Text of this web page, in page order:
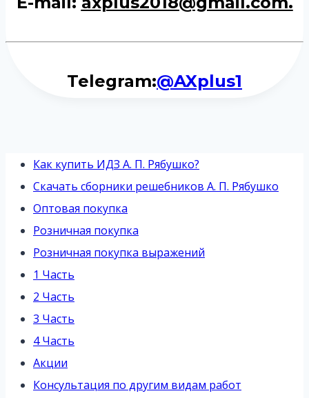
Telegram:@AXplus1
Как купить ИДЗ А. П. Рябушко?
Скачать сборники решебников А. П. Рябушко
Оптовая покупка
Розничная покупка
Розничная покупка выражений
1 Часть
2 Часть
3 Часть
4 Часть
Акции
Консультация по другим видам работ